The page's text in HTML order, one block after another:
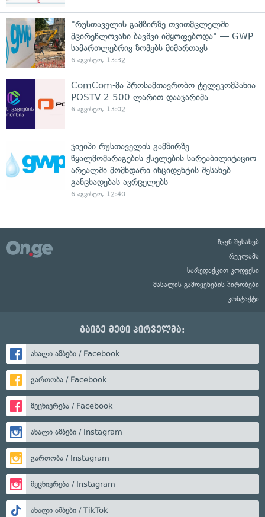
"რუსთაველის გამზირზე თვითმცლელში
მცირეწლოვანი ბავშვი იმყოფებოდა" — GWP
სამართლებრივ ზომებს მიმართავს
6 აგვისტო, 13:32
ComCom-მა პროსამთავრობო ტელეკომპანია
POSTV 2 500 ლარით დააჯარიმა
6 აგვისტო, 13:02
ჯივიპი რუსთაველის გამზირზე
წყალმომარაგების ქსელების სარეაბილიტაციო
არეალში მომხდარი ინციდენტის შესახებ
განცხადებას ავრცელებს
6 აგვისტო, 12:40
ჩვენ შესახებ
რეკლამა
სარედაქციო კოდექსი
მასალის გამოყენების პირობები
კონტაქტი
გაიგე მეტი პირველმა:
ახალი ამბები / Facebook
გართობა / Facebook
მეცნიერება / Facebook
ახალი ამბები / Instagram
გართობა / Instagram
მეცნიერება / Instagram
ახალი ამბები / TikTok